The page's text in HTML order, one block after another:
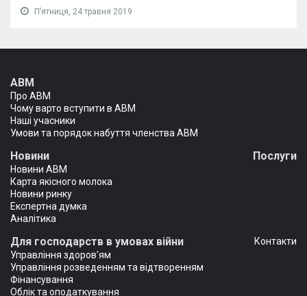
Пʼятниця, 24 травня 2019
АВМ
Про АВМ
Чому варто вступити в АВМ
Наші учасники
Умови та порядок набуття членства АВМ
Новини
Новини АВМ
Карта якісного молока
Новини ринку
Експертна думка
Аналітика
Послуги
Для господарств в умовах війни
Управління здоров'ям
Управління розведенням та відтворенням
Фінансування
Облік та оподаткування
Контакти